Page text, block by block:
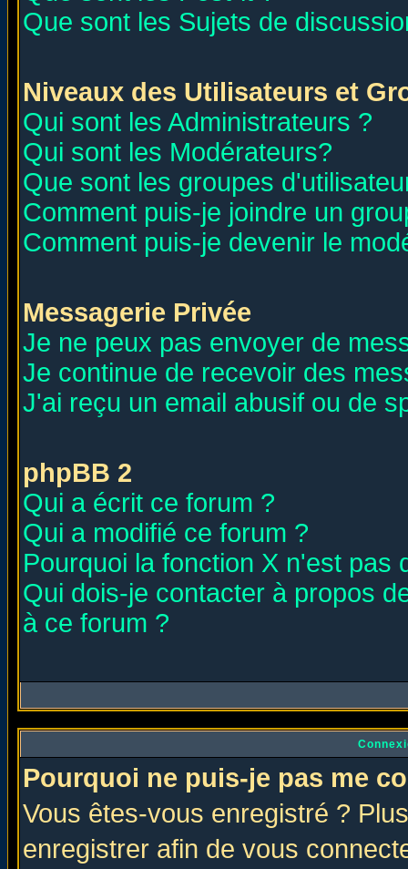
Que sont les Sujets de
Niveaux des Utilisateurs et
Qui sont les Administrateurs ?
Qui sont les Modérateurs?
Que sont les groupes
Comment puis-je joindre un
Comment puis-je devenir le
Messagerie Privée
Je ne peux pas envoyer de
Je continue de recevoir des
J'ai reçu un email abusif ou de
phpBB 2
Qui a écrit ce forum ?
Qui a modifié ce forum ?
Pourquoi la fonction X n'est pas
Qui dois-je contacter à propos
à ce forum ?
Pourquoi ne puis-je pas me
Vous êtes-vous enregistré ?
enregistrer afin de vous